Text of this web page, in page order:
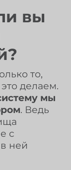
вы
то,
делаем.
мы
. Ведь
с
ней